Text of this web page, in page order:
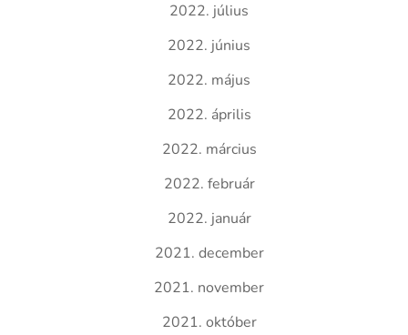
2022. július
2022. június
2022. május
2022. április
2022. március
2022. február
2022. január
2021. december
2021. november
2021. október